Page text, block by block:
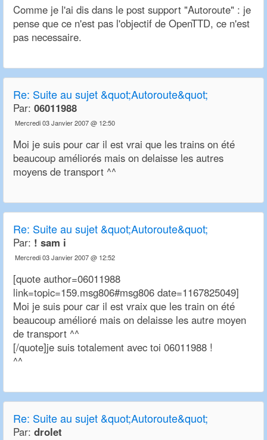
Comme je l'ai dis dans le post support "Autoroute" : je
pense que ce n'est pas l'objectif de OpenTTD, ce n'est
pas necessaire.
Re: Suite au sujet &quot;Autoroute&quot;
Par: 06011988
Mercredi 03 Janvier 2007 @ 12:50
Moi je suis pour car il est vrai que les trains on été
beaucoup améliorés mais on delaisse les autres
moyens de transport ^^
Re: Suite au sujet &quot;Autoroute&quot;
Par: ! sam i
Mercredi 03 Janvier 2007 @ 12:52
[quote author=06011988
link=topic=159.msg806#msg806 date=1167825049]
Moi je suis pour car il est vraix que les train on été
beaucoup amélioré mais on delaisse les autre moyen
de transport ^^
[/quote]je suis totalement avec toi 06011988 !
^^
Re: Suite au sujet &quot;Autoroute&quot;
Par: drolet